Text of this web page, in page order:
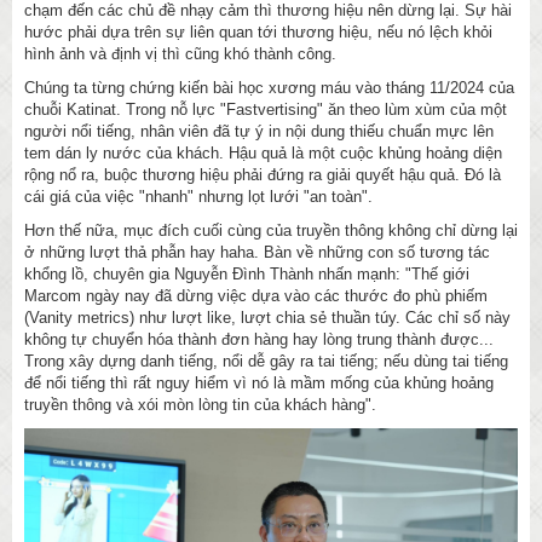
chạm đến các chủ đề nhạy cảm thì thương hiệu nên dừng lại. Sự hài
hước phải dựa trên sự liên quan tới thương hiệu, nếu nó lệch khỏi
hình ảnh và định vị thì cũng khó thành công.
Chúng ta từng chứng kiến bài học xương máu vào tháng 11/2024 của
chuỗi Katinat. Trong nỗ lực "Fastvertising" ăn theo lùm xùm của một
người nổi tiếng, nhân viên đã tự ý in nội dung thiếu chuẩn mực lên
tem dán ly nước của khách. Hậu quả là một cuộc khủng hoảng diện
rộng nổ ra, buộc thương hiệu phải đứng ra giải quyết hậu quả. Đó là
cái giá của việc "nhanh" nhưng lọt lưới "an toàn".
Hơn thế nữa, mục đích cuối cùng của truyền thông không chỉ dừng lại
ở những lượt thả phẫn hay haha. Bàn về những con số tương tác
khổng lồ, chuyên gia Nguyễn Đình Thành nhấn mạnh: "Thế giới
Marcom ngày nay đã dừng việc dựa vào các thước đo phù phiếm
(Vanity metrics) như lượt like, lượt chia sẻ thuần túy. Các chỉ số này
không tự chuyển hóa thành đơn hàng hay lòng trung thành được...
Trong xây dựng danh tiếng, nổi dễ gây ra tai tiếng; nếu dùng tai tiếng
để nổi tiếng thì rất nguy hiểm vì nó là mầm mống của khủng hoảng
truyền thông và xói mòn lòng tin của khách hàng".